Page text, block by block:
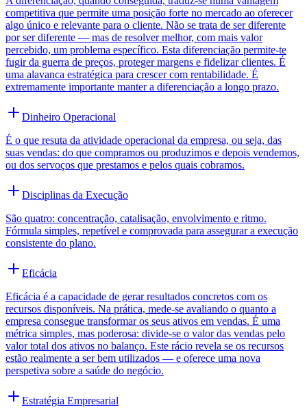
competitiva que permite uma posição forte no mercado ao oferecer
algo único e relevante para o cliente. Não se trata de ser diferente
por ser diferente — mas de resolver melhor, com mais valor
percebido, um problema específico. Esta diferenciação permite-te
fugir da guerra de preços, proteger margens e fidelizar clientes. É
uma alavanca estratégica para crescer com rentabilidade. É
extremamente importante manter a diferenciação a longo prazo.
Dinheiro Operacional
É o que resuta da atividade operacional da empresa, ou seja, das
suas vendas: do que compramos ou produzimos e depois vendemos,
ou dos servoços que prestamos e pelos quais cobramos.
Disciplinas da Execução
São quatro: concentração, catalisação, envolvimento e ritmo.
Fórmula simples, repetível e comprovada para assegurar a execução
consistente do plano.
Eficácia
Eficácia é a capacidade de gerar resultados concretos com os
recursos disponíveis. Na prática, mede-se avaliando o quanto a
empresa consegue transformar os seus ativos em vendas. É uma
métrica simples, mas poderosa: divide-se o valor das vendas pelo
valor total dos ativos no balanço. Este rácio revela se os recursos
estão realmente a ser bem utilizados — e oferece uma nova
perspetiva sobre a saúde do negócio.
Estratégia Empresarial